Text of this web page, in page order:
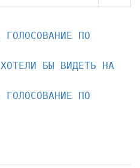
ГОЛОСОВАНИЕ ПО
БЫ ВИДЕТЬ НА
ГОЛОСОВАНИЕ ПО